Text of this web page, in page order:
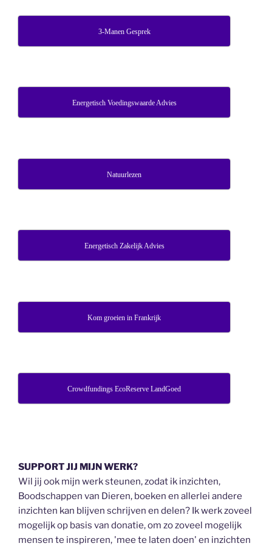
3-Manen Gesprek
Energetisch Voedingswaarde Advies
Natuurlezen
Energetisch Zakelijk Advies
Kom groeien in Frankrijk
Crowdfundings EcoReserve LandGoed
SUPPORT JIJ MIJN WERK?
Wil jij ook mijn werk steunen, zodat ik inzichten,
Boodschappen van Dieren, boeken en allerlei andere
inzichten kan blijven schrijven en delen? Ik werk zoveel
mogelijk op basis van donatie, om zo zoveel mogelijk
mensen te inspireren, 'mee te laten doen' en inzichten